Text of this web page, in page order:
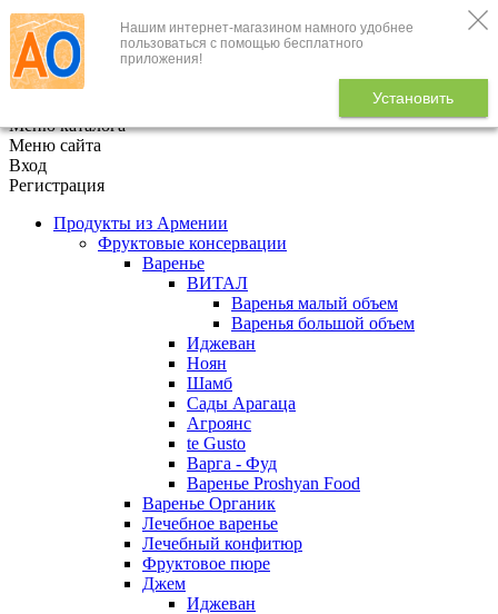
Нашим интернет-магазином намного удобнее
пользоваться с помощью бесплатного
приложения!
Установить
+7 (495) 646-888-1
В корзине
Меню каталога
Меню сайта
Вход
Регистрация
Продукты из Армении
Фруктовые консервации
Варенье
ВИТАЛ
Варенья малый объем
Варенья большой объем
Иджеван
Ноян
Шамб
Сады Арагаца
Агроянс
te Gusto
Варга - Фуд
Варенье Proshyan Food
Варенье Органик
Лечебное варенье
Лечебный конфитюр
Фруктовое пюре
Джем
Иджеван